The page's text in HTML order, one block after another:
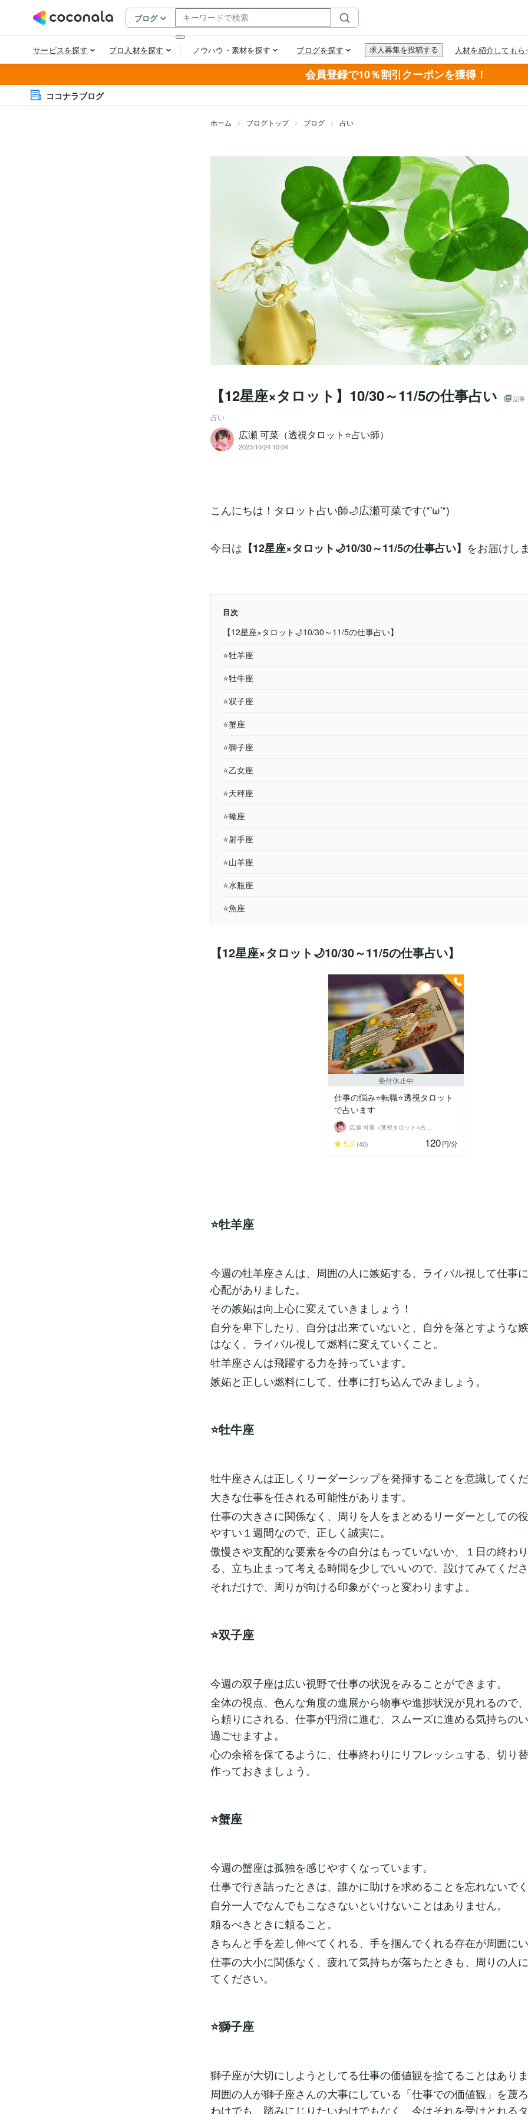
会員登録で10％割引クーポンを獲得！
ココナラブログ
ホーム ブログトップ ブログ 占い
【12星座×タロット】10/30～11/5の仕事占い 記事
占い
広瀬 可菜（透視タロット⭐占い師）
2023/10/24 10:04
こんにちは！タロット占い師🌙広瀬可菜です(*'ω'*)
今日は 【12星座×タロット🌙10/30～11/5の仕事占い】 をお届けし
目次
【12星座×タロット🌙10/30～11/5の仕事占い】
⭐️牡羊座
⭐️牡牛座
⭐️双子座
⭐️蟹座
⭐️獅子座
⭐️乙女座
⭐️天秤座
⭐️蠍座
⭐️射手座
⭐️山羊座
⭐️水瓶座
⭐️魚座
【12星座×タロット🌙10/30～11/5の仕事占い】
受付休止中
仕事の悩み⭐️転職⭐️透視タロット
で占います
広瀬 可菜（透視タロット⭐占い師）
5.0 (40) 120円/分
⭐️牡羊座
今週の牡羊座さんは、周囲の人に嫉妬する、ライバル視して仕事
心配がありました。
その嫉妬は向上心に変えていきましょう！
自分を卑下したり、自分は出来ていないと、自分を落とすような
はなく、ライバル視して燃料に変えていくこと。
牡羊座さんは飛躍する力を持っています。
嫉妬と正しい燃料にして、仕事に打ち込んでみましょう。
⭐️牡牛座
牡牛座さんは正しくリーダーシップを発揮することを意識してく
大きな仕事を任される可能性があります。
仕事の大きさに関係なく、周りを人をまとめるリーダーとしての
やすい１週間なので、正しく誠実に。
傲慢さや支配的な要素を今の自分はもっていないか、１日の終わ
る、立ち止まって考える時間を少しでいいので、設けてみてくだ
それだけで、周りが向ける印象がぐっと変わりますよ。
⭐️双子座
今週の双子座は広い視野で仕事の状況をみることができます。
全体の視点、色んな角度の進展から物事や進捗状況が見れるので
ら頼りにされる、仕事が円滑に進む、スムーズに進める気持ちの
過ごせますよ。
心の余裕を保てるように、仕事終わりにリフレッシュする、切り
作っておきましょう。
⭐️蟹座
今週の蟹座は孤独を感じやすくなっています。
仕事で行き詰ったときは、誰かに助けを求めることを忘れないで
自分一人でなんでもこなさないといけないことはありません。
頼るべきときに頼ること。
きちんと手を差し伸べてくれる、手を掴んでくれる存在が周囲に
仕事の大小に関係なく、疲れて気持ちが落ちたときも、周りの人
てください。
⭐️獅子座
獅子座が大切にしようとしてる仕事の価値観を捨てることはあり
周囲の人が獅子座さんの大事にしている「仕事での価値観」を蔑
わけでも、踏みにじりたいわけでもなく、今はそれを受けとれる